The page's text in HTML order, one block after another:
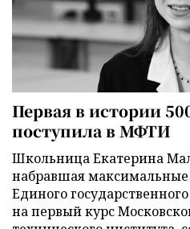
Первая в истории
поступила в МФТИ
Школьница Екатерина
набравшая максимальные
Единого
на первый курс